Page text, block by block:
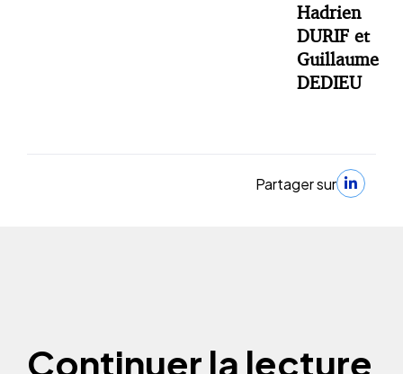
Hadrien
DURIF et
Guillaume
DEDIEU
Partager sur
Continuer la lecture